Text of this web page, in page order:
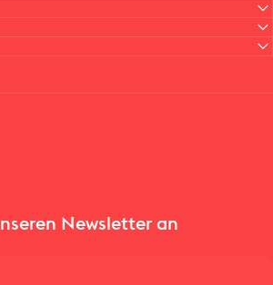
Cushions & Blankets
Newsletter an